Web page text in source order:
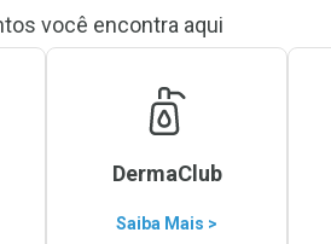
você encontra aqui
DermaClub
Saiba Mais >